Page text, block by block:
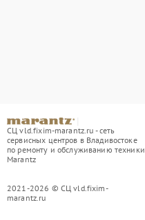
СЦ vld.fixim-marantz.ru - сеть
сервисных центров в Владивостоке
по ремонту и обслуживанию техники
Marantz
2021-2026 © СЦ vld.fixim-
marantz.ru